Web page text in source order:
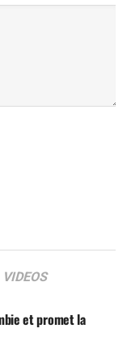
VIDEOS
et promet la